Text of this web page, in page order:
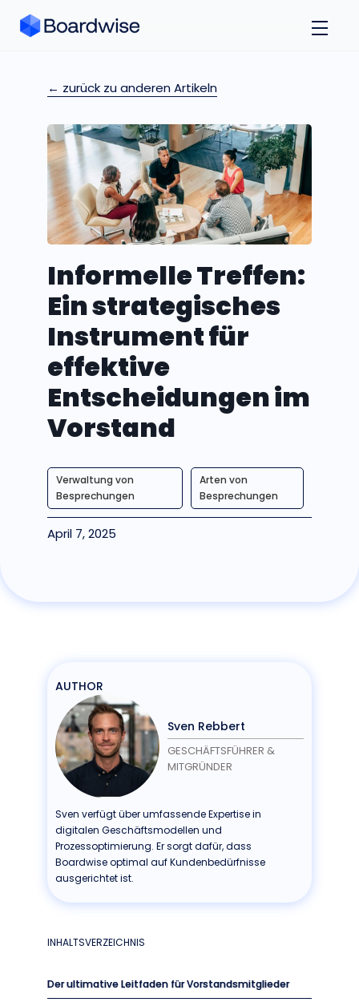
← zurück zu anderen Artikeln
Informelle Treffen:
Ein strategisches
Instrument für
effektive
Entscheidungen im
Vorstand
Verwaltung von
Besprechungen
Arten von
Besprechungen
April 7, 2025
AUTHOR
Sven Rebbert
GESCHÄFTSFÜHRER &
MITGRÜNDER
Sven verfügt über umfassende Expertise in
digitalen Geschäftsmodellen und
Prozessoptimierung. Er sorgt dafür, dass
Boardwise optimal auf Kundenbedürfnisse
ausgerichtet ist.
INHALTSVERZEICHNIS
Der ultimative Leitfaden für Vorstandsmitglieder